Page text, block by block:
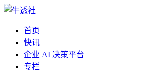
首页
快讯
企业 AI 决策平台
专栏